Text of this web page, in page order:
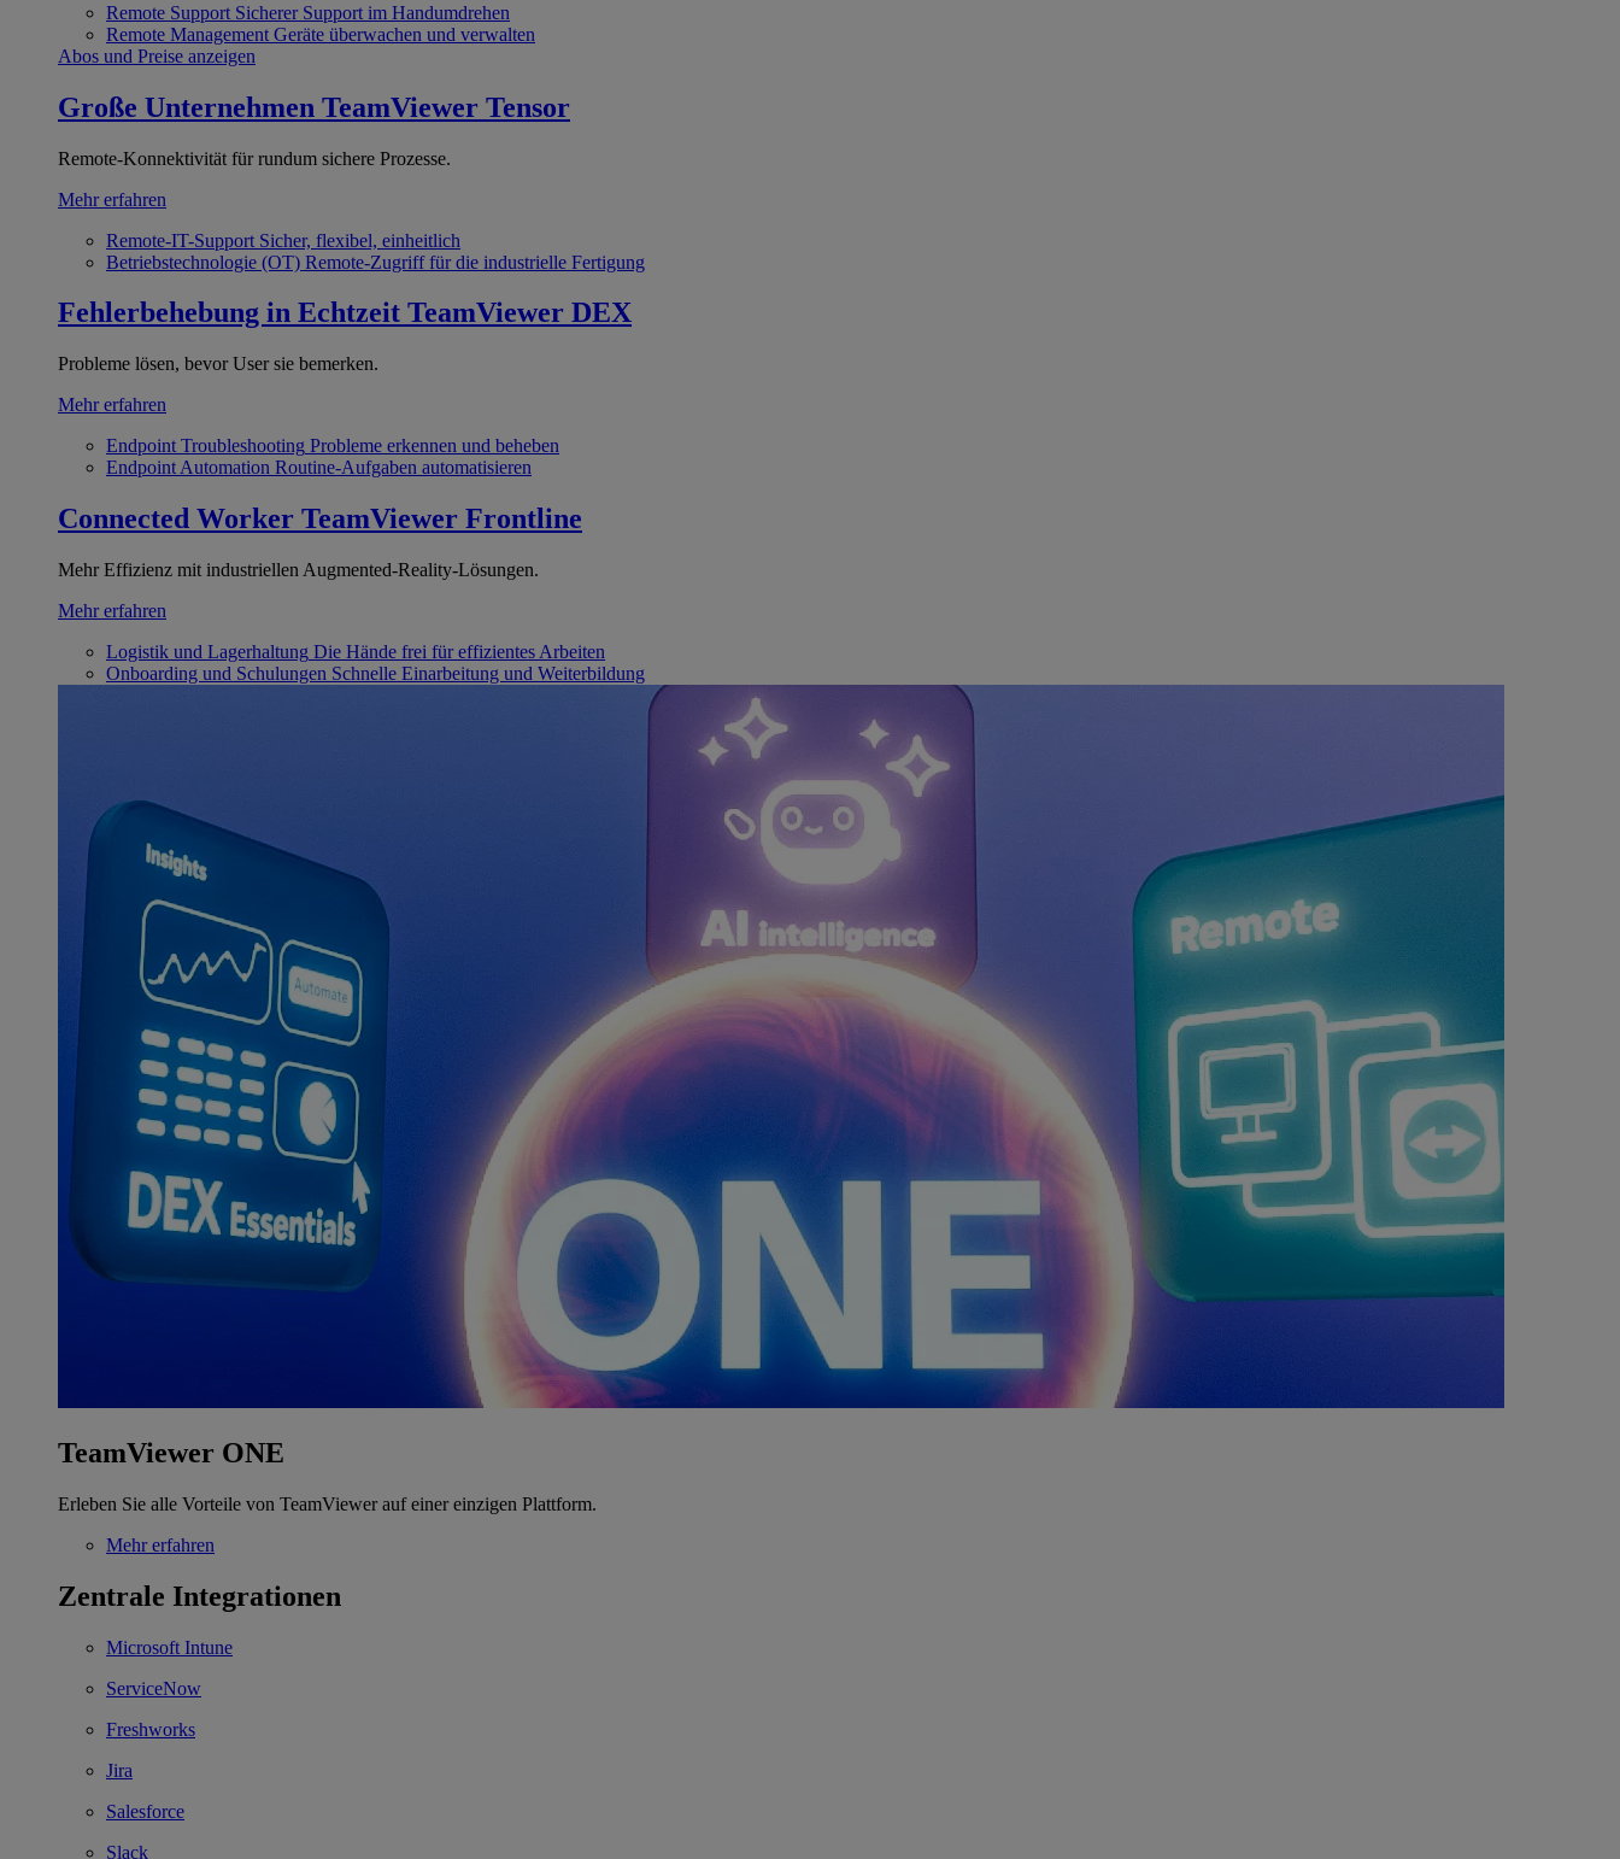
Remote Support Sicherer Support im Handumdrehen
Remote Management Geräte überwachen und verwalten
Abos und Preise anzeigen
Große Unternehmen TeamViewer Tensor
Remote-Konnektivität für rundum sichere Prozesse.
Mehr erfahren
Remote-IT-Support Sicher, flexibel, einheitlich
Betriebstechnologie (OT) Remote-Zugriff für die industrielle Fertigung
Fehlerbehebung in Echtzeit TeamViewer DEX
Probleme lösen, bevor User sie bemerken.
Mehr erfahren
Endpoint Troubleshooting Probleme erkennen und beheben
Endpoint Automation Routine-Aufgaben automatisieren
Connected Worker TeamViewer Frontline
Mehr Effizienz mit industriellen Augmented-Reality-Lösungen.
Mehr erfahren
Logistik und Lagerhaltung Die Hände frei für effizientes Arbeiten
Onboarding und Schulungen Schnelle Einarbeitung und Weiterbildung
TeamViewer ONE
Erleben Sie alle Vorteile von TeamViewer auf einer einzigen Plattform.
Mehr erfahren
Zentrale Integrationen
Microsoft Intune
ServiceNow
Freshworks
Jira
Salesforce
Slack